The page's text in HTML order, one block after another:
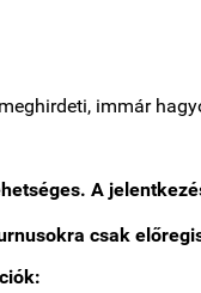
immár
A
csak